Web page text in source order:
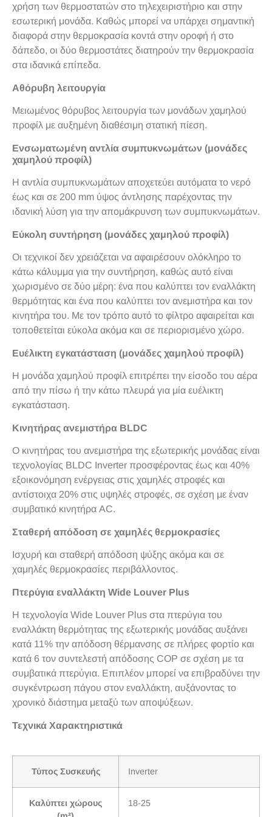
χρήση των θερμοστατών στο τηλεχειριστήριο και στην
εσωτερική μονάδα. Καθώς μπορεί να υπάρχει σημαντική
διαφορά στην θερμοκρασία κοντά στην οροφή ή στο
δάπεδο, οι δύο θερμοστάτες διατηρούν την θερμοκρασία
στα ιδανικά επίπεδα.
Αθόρυβη λειτουργία
Μειωμένος θόρυβος λειτουργία των μονάδων χαμηλού
προφίλ με αυξημένη διαθέσιμη στατική πίεση.
Ενσωματωμένη αντλία συμπυκνωμάτων (μονάδες
χαμηλού προφίλ)
Η αντλία συμπυκνωμάτων αποχετεύει αυτόματα το νερό
έως και σε 200 mm ύψος άντλησης παρέχοντας την
ιδανική λύση για την απομάκρυνση των συμπυκνωμάτων.
Εύκολη συντήρηση (μονάδες χαμηλού προφίλ)
Οι τεχνικοί δεν χρειάζεται να αφαιρέσουν ολόκληρο το
κάτω κάλυμμα για την συντήρηση, καθώς αυτό είναι
χωρισμένο σε δύο μέρη: ένα που καλύπτει τον εναλλάκτη
θερμότητας και ένα που καλύπτει τον ανεμιστήρα και τον
κινητήρα του. Με τον τρόπο αυτό το φίλτρο αφαιρείται και
τοποθετείται εύκολα ακόμα και σε περιορισμένο χώρο.
Ευέλικτη εγκατάσταση (μονάδες χαμηλού προφίλ)
Η μονάδα χαμηλού προφίλ επιτρέπει την είσοδο του αέρα
από την πίσω ή την κάτω πλευρά για μία ευέλικτη
εγκατάσταση.
Κινητήρας ανεμιστήρα BLDC
Ο κινητήρας του ανεμιστήρα της εξωτερικής μονάδας είναι
τεχνολογίας BLDC Inverter προσφέροντας έως και 40%
εξοικονόμηση ενέργειας στις χαμηλές στροφές και
αντίστοιχα 20% στις υψηλές στροφές, σε σχέση με έναν
συμβατικό κινητήρα AC.
Σταθερή απόδοση σε χαμηλές θερμοκρασίες
Ισχυρή και σταθερή απόδοση ψύξης ακόμα και σε
χαμηλές θερμοκρασίες περιβάλλοντος.
Πτερύγια εναλλάκτη Wide Louver Plus
H τεχνολογία Wide Louver Plus στα πτερύγια του
εναλλάκτη θερμότητας της εξωτερικής μονάδας αυξάνει
κατά 11% την απόδοση θέρμανσης σε πλήρες φορτίο και
κατά 6 τον συντελεστή απόδοσης COP σε σχέση με τα
συμβατικά πτερύγια. Επιπλέον μπορεί να επιβραδύνει την
συγκέντρωση πάγου στον εναλλάκτη, αυξάνοντας το
χρονικό διάστημα μεταξύ των αποψύξεων.
Τεχνικά Χαρακτηριστικά
Τύπος Συσκευής Inverter
Καλύπτει χώρους
18-25